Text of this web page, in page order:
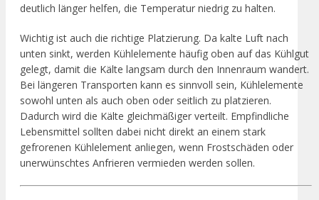
deutlich länger helfen, die Temperatur niedrig zu halten.
Wichtig ist auch die richtige Platzierung. Da kalte Luft nach
unten sinkt, werden Kühlelemente häufig oben auf das Kühlgut
gelegt, damit die Kälte langsam durch den Innenraum wandert.
Bei längeren Transporten kann es sinnvoll sein, Kühlelemente
sowohl unten als auch oben oder seitlich zu platzieren.
Dadurch wird die Kälte gleichmäßiger verteilt. Empfindliche
Lebensmittel sollten dabei nicht direkt an einem stark
gefrorenen Kühlelement anliegen, wenn Frostschäden oder
unerwünschtes Anfrieren vermieden werden sollen.